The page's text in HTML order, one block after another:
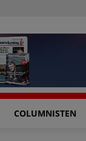
COLUMNISTEN